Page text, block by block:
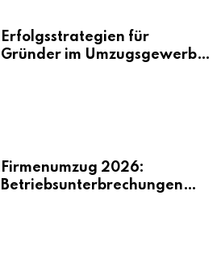
Erfolgsstrategien für
Gründer im Umzugsgewerbe
Firmenumzug 2026:
Betriebsunterbrechungen